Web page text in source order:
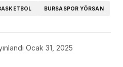
BURSASPOR YÖRSAN
Ocak 31, 2025